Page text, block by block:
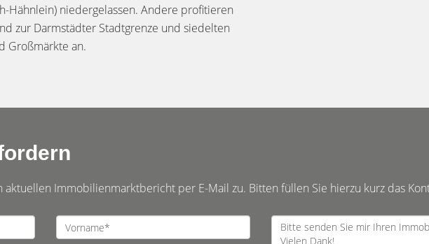
Hähnlein) niedergelassen. Andere profitieren
zur Darmstädter Stadtgrenze und siedelten
Großmärkte an.
aktuellen Immobilienmarktbericht per E-Mail zu. Bitten füllen Sie hierzu kurz das